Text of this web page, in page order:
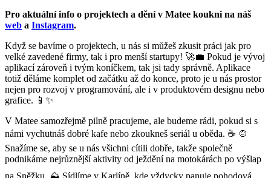
Pro aktuální info o projektech a dění v Matee koukni na náš
web a Instagram.
Když se bavíme o projektech, u nás si můžeš zkusit práci jak pro
velké zavedené firmy, tak i pro menší startupy! 🚀💼 Pokud je vývoj
aplikací zároveň i tvým koníčkem, tak jsi tady správně. Aplikace
totiž děláme komplet od začátku až do konce, proto je u nás prostor
nejen pro rozvoj v programování, ale i v produktovém designu nebo
grafice. 📱✨
V Matee samozřejmě pilně pracujeme, ale budeme rádi, pokud si s
námi vychutnáš dobré kafe nebo zkoukneš seriál u oběda. ☕️ 🍲
Snažíme se, aby se u nás všichni cítili dobře, takže společně
podnikáme nejrůznější aktivity od ježdění na motokárách po výšlap